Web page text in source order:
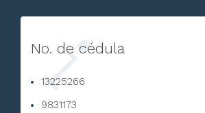
No. de cédula
13225266
9831173